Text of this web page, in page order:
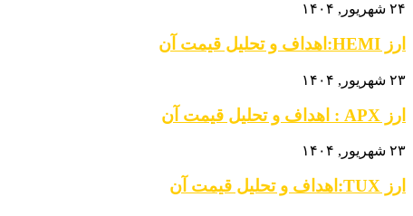
۲۴ شهریور, ۱۴۰۴
ارز HEMI:اهداف و تحلیل قیمت آن
۲۳ شهریور, ۱۴۰۴
ارز APX : اهداف و تحلیل قیمت آن
۲۳ شهریور, ۱۴۰۴
ارز TUX:اهداف و تحلیل قیمت آن